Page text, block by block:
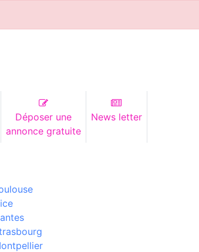
Déposer une
annonce gratuite
News letter